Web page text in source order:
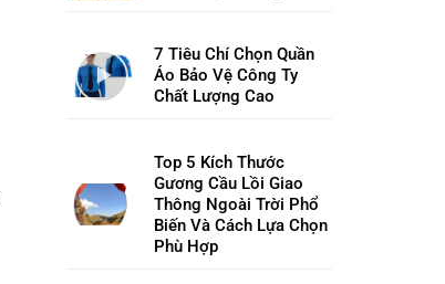
7 Tiêu Chí Chọn Quần
Áo Bảo Vệ Công Ty
Chất Lượng Cao
Top 5 Kích Thước
Gương Cầu Lồi Giao
Thông Ngoài Trời Phổ
Biến Và Cách Lựa Chọn
Phù Hợp